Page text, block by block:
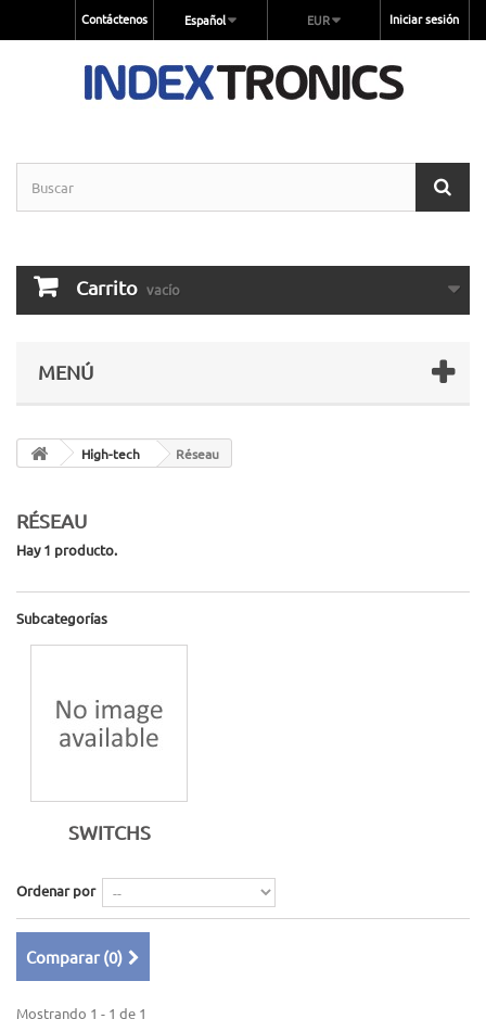
Iniciar sesión
EUR
Español
Contáctenos
Carrito vacío
MENÚ
High-tech Réseau
RÉSEAU
Hay 1 producto.
Subcategorías
SWITCHS
Ordenar por
Comparar (0)
Mostrando 1 - 1 de 1